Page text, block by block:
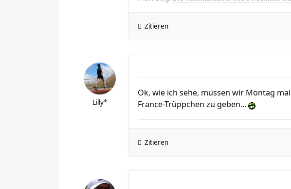
Zitieren
Lilly*
Ok, wie ich sehe, müssen wir Montag
France-Trüppchen zu geben...
Zitieren